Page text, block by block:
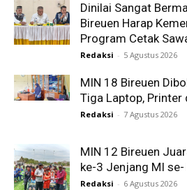
Dinilai Sangat
Bireuen Harap
Program Cetak
Redaksi - 5 Agustus 2026
MIN 18 Bireuen
Tiga Laptop, Printer
Redaksi - 7 Agustus 2026
MIN 12 Bireuen
ke-3 Jenjang MI se-
Redaksi - 6 Agustus 2026